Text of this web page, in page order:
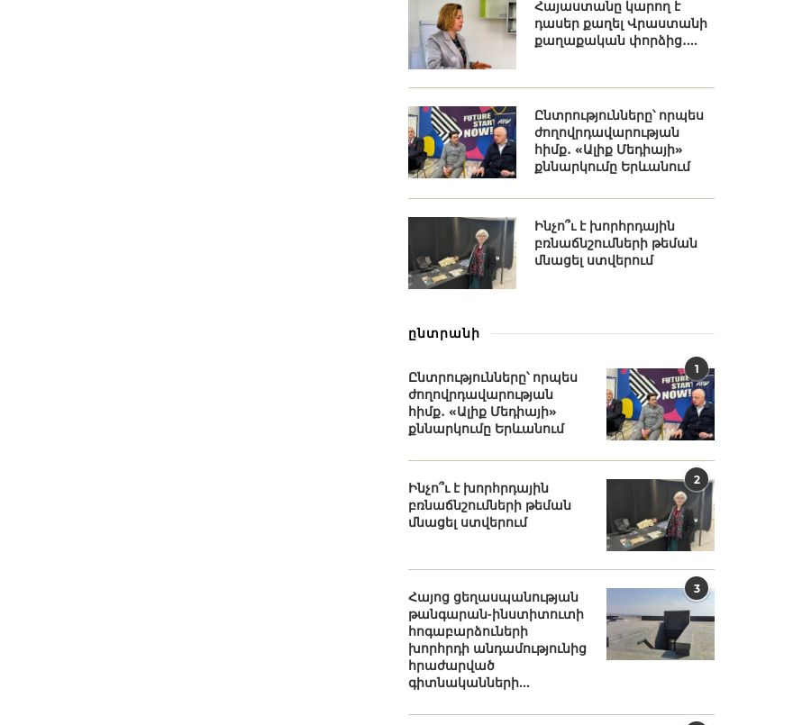
Հայաստանը կարող է
դասեր քաղել Վրաստանի
քաղաքական փորձից․...
Ընտրությունները՝ որպես
ժողովրդավարության
հիմք․ «Ալիք Մեդիայի»
քննարկումը Երևանում
Ինչո՞ւ է խորհրդային
բռնաճնշումների թեման
մնացել ստվերում
ընտրանի
1
Ընտրությունները՝ որպես
ժողովրդավարության
հիմք․ «Ալիք Մեդիայի»
քննարկումը Երևանում
2
Ինչո՞ւ է խորհրդային
բռնաճնշումների թեման
մնացել ստվերում
3
Հայոց ցեղասպանության
թանգարան-ինստիտուտի
հոգաբարձուների
խորհրդի անդամությունից
հրաժարված
գիտնականների...